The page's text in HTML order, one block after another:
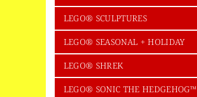
LEGO® SCULPTURES
LEGO® SEASONAL + HOLIDAY
LEGO® SHREK
LEGO® SONIC THE HEDGEHOG™